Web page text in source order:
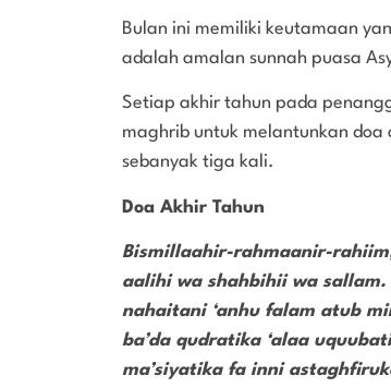
Bulan ini memiliki keutamaan
adalah amalan sunnah puasa
Setiap akhir tahun pada
maghrib untuk melantunkan doa
sebanyak tiga kali.
Doa Akhir Tahun
Bismillaahir-rahmaanir-
aalihi wa shahbihii wa
nahaitani ‘anhu falam atub
ba’da qudratika ‘alaa
ma’siyatika fa inni